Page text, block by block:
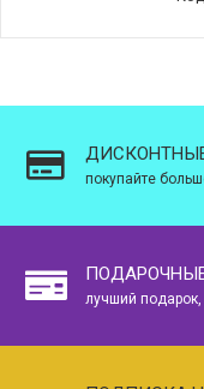
покупайте
лучший подарок,